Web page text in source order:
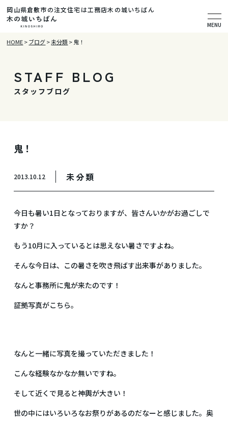
岡山県倉敷市の注文住宅は工務店木の城いちばん
MENU
HOME>ブログ>未分類> 鬼！
STAFF BLOG
スタッフブログ
鬼！
2013.10.12 未分類
今日も暑い1日となっておりますが、皆さんいかがお過ごしで
すか？
もう10月に入っているとは思えない暑さですよね。
そんな今日は、この暑さを吹き飛ばす出来事がありました。
なんと事務所に鬼が来たのです！
証拠写真がこちら。
なんと一緒に写真を撮っていただきました！
こんな経験なかなか無いですね。
そして近くで見ると神輿が大きい！
世の中にはいろいろなお祭りがあるのだなーと感じました。奥